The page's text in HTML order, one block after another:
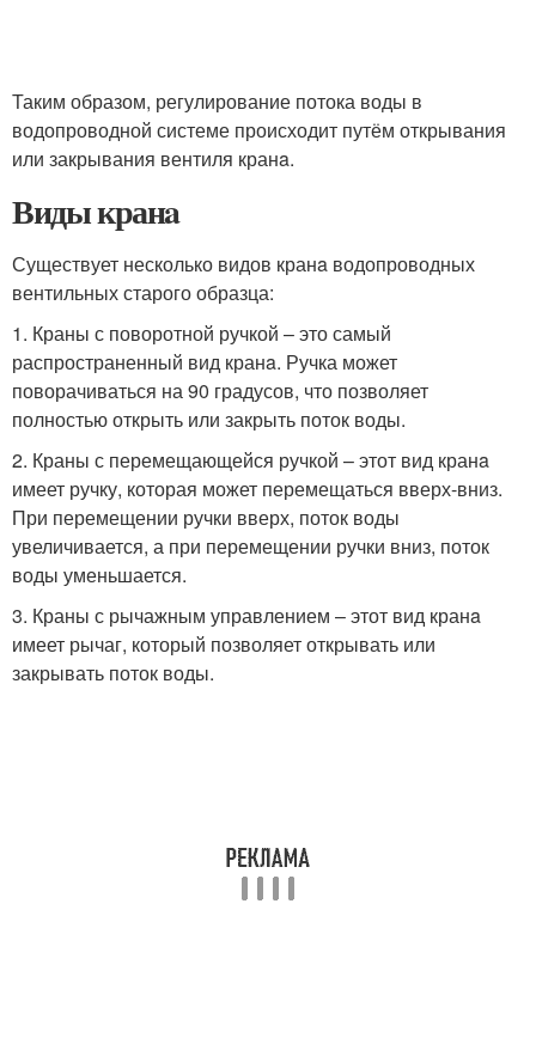
Таким образом, регулирование потока воды в
водопроводной системе происходит путём открывания
или закрывания вентиля кранa.
Виды кранa
Существует несколько видов кранa водопроводных
вентильных старого образца:
1. Краны с поворотной ручкой – это самый
распространенный вид кранa. Ручка может
поворачиваться на 90 градусов, что позволяет
полностью открыть или закрыть поток воды.
2. Краны с перемещающейся ручкой – этот вид кранa
имеет ручку, которая может перемещаться вверх-вниз.
При перемещении ручки вверх, поток воды
увеличивается, а при перемещении ручки вниз, поток
воды уменьшается.
3. Краны с рычажным управлением – этот вид кранa
имеет рычаг, который позволяет открывать или
закрывать поток воды.